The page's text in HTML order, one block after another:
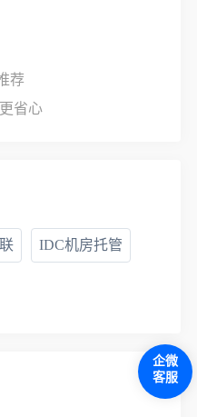
荐
省心
IDC机房托管
企微
客服